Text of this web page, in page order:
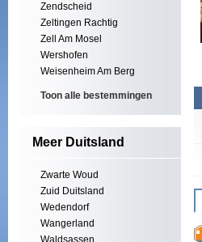
Zendscheid
Zeltingen Rachtig
Zell Am Mosel
Wershofen
Weisenheim Am Berg
Toon alle bestemmingen
Meer Duitsland
Zwarte Woud
Zuid Duitsland
Wedendorf
Wangerland
Waldsassen